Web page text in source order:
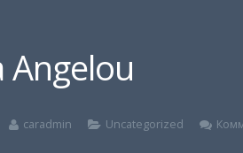
Angelou
caradmin Uncategorized